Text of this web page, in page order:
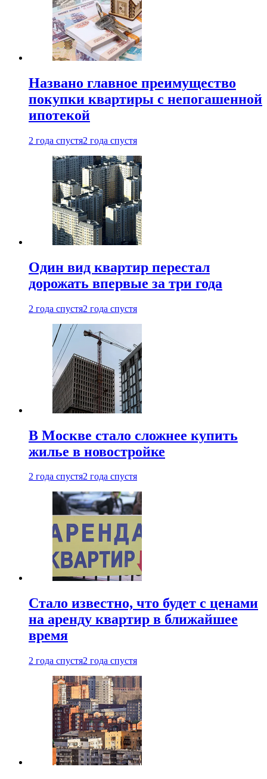
Названо главное преимущество
покупки квартиры с непогашенной
ипотекой
2 года спустя2 года спустя
Один вид квартир перестал
дорожать впервые за три года
2 года спустя2 года спустя
В Москве стало сложнее купить
жилье в новостройке
2 года спустя2 года спустя
Стало известно, что будет с ценами
на аренду квартир в ближайшее
время
2 года спустя2 года спустя